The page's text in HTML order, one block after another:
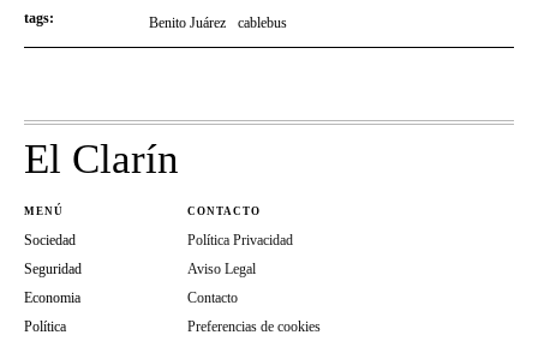
tags:
Benito Juárez cablebus
El Clarín
MENÚ
Sociedad
Seguridad
Economia
Política
CONTACTO
Política Privacidad
Aviso Legal
Contacto
Preferencias de cookies